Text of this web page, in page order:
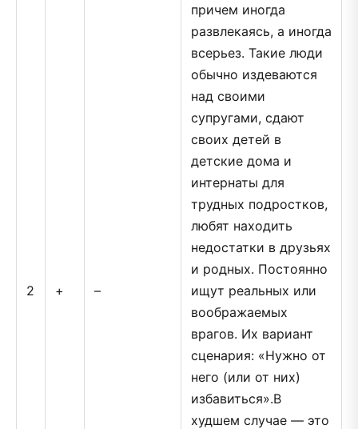
2 + –
причем иногда
развлекаясь, а иногда
всерьез. Такие люди
обычно издеваются
над своими
супругами, сдают
своих детей в
детские дома и
интернаты для
трудных подростков,
любят находить
недостатки в друзьях
и родных. Постоянно
ищут реальных или
воображаемых
врагов. Их вариант
сценария: «Нужно от
него (или от них)
избавиться».В
худшем случае — это